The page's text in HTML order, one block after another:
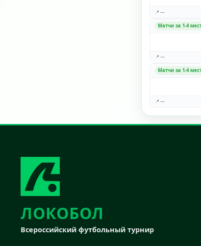
📍 —
Матчи за 1-4
📍 —
Матчи за 1-4
📍 —
ЛОКОБОЛ
Всероссийский футбольный турнир